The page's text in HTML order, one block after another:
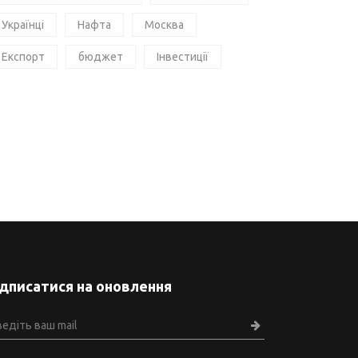
Українці Нафта Москва
Експорт бюджет Інвестиції
на оновлення